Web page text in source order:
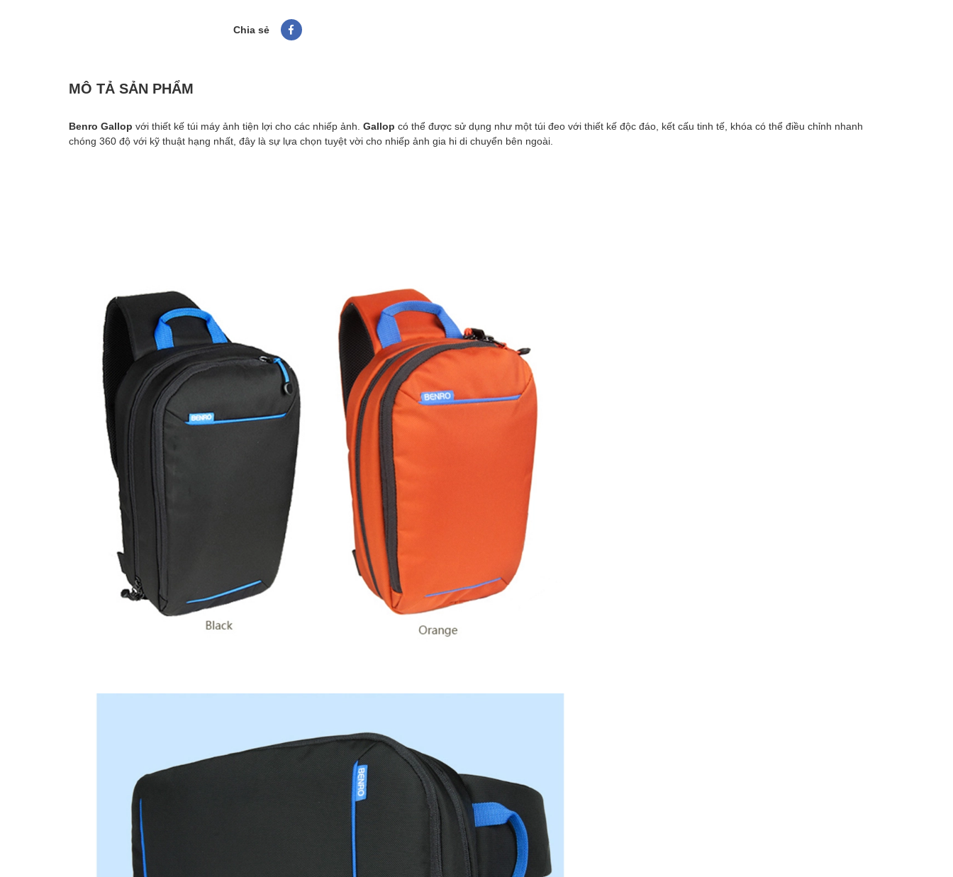
Chia sẻ
MÔ TẢ SẢN PHẨM
Benro Gallop với thiết kế túi máy ảnh tiện lợi cho các nhiếp ảnh. Gallop có thể được sử dụng như một túi đeo với thiết kế độc đáo, kết cấu tinh tế, khóa có thể điều chỉnh nhanh
chóng 360 độ với kỹ thuật hạng nhất, đây là sự lựa chọn tuyệt vời cho nhiếp ảnh gia hi di chuyển bên ngoài.